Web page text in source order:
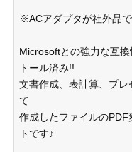
※ACアダプタが社外品で
Microsoftとの強力な互
トール済み!!
文書作成、表計算、プレ
て
作成したファイルの
トです♪